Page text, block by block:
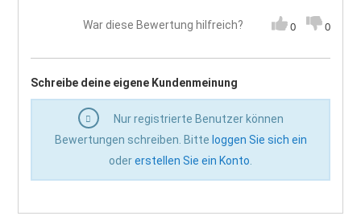
War diese Bewertung hilfreich? 0 0
Schreibe deine eigene Kundenmeinung
Nur registrierte Benutzer können
Bewertungen schreiben. Bitte loggen Sie sich ein
odererstellen Sie ein Konto